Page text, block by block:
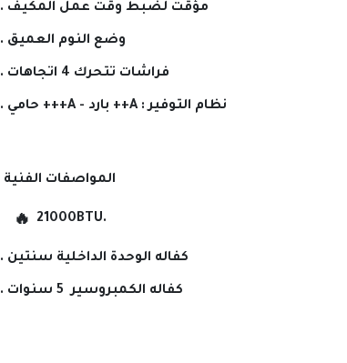
مؤقت لضبط وقت عمل المكيف .
وضع النوم العميق .
فراشات تتحرك 4 اتجاهات .
نظام التوفير : A++ بارد - A+++ حامي .
المواصفات الفنية
21000BTU.
كفاله الوحدة الداخلية سنتين .
كفاله الكمبروسير 5 سنوات .